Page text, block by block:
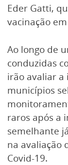
Eder Gatti,
vacinação
Ao longo de
conduzidas
irão avaliar a
municípios
raros após a
semelhante
na avaliação
Covid-19.